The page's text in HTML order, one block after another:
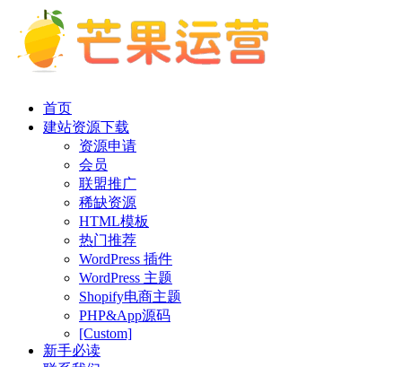
首页
建站资源下载
资源申请
会员
联盟推广
稀缺资源
HTML模板
热门推荐
WordPress 插件
WordPress 主题
Shopify电商主题
PHP&App源码
[Custom]
新手必读